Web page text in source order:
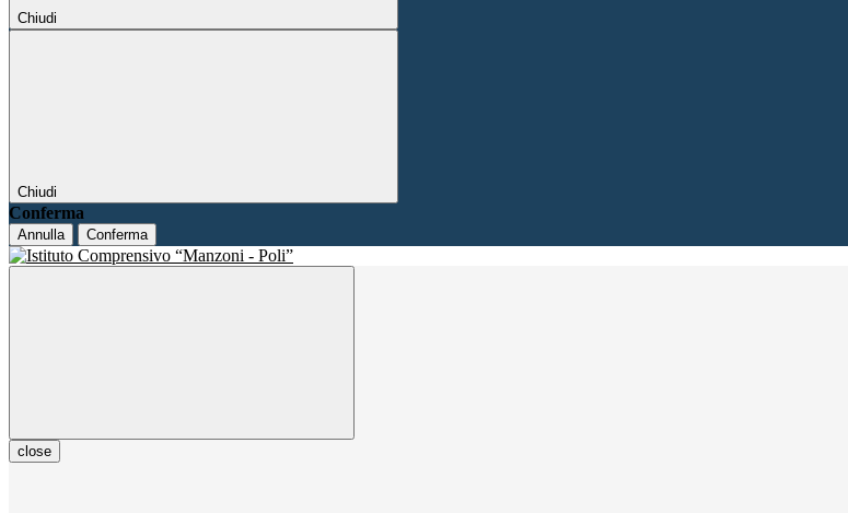
Chiudi
Chiudi
Conferma
Annulla Conferma
close